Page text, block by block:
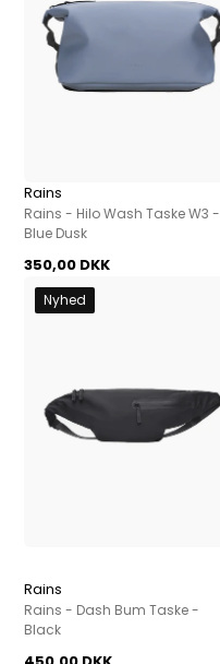
Rains
Rains - Hilo Wash Taske W3 -
Blue Dusk
350,00 DKK
Nyhed
Rains
Rains - Dash Bum Taske -
Black